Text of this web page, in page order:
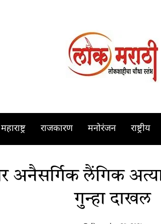
महाराष्ट्र राजकारण मनोरंजन राष्ट्रीय
अनैसर्गिक लैंगिक
गुन्हा दाखल